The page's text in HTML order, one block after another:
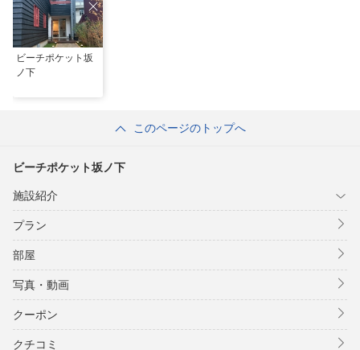
ビーチポケット坂
ノ下
このページのトップへ
ビーチポケット坂ノ下
施設紹介
プラン
部屋
写真・動画
クーポン
クチコミ